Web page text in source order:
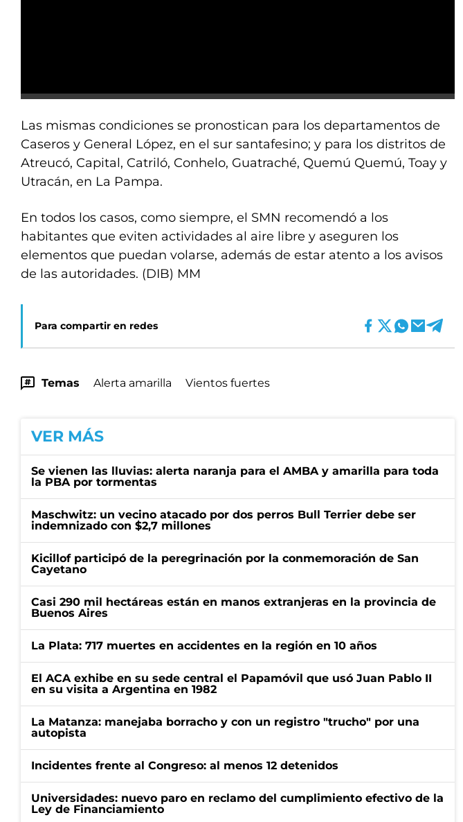
Las mismas condiciones se pronostican para los departamentos de
Caseros y General López, en el sur santafesino; y para los distritos de
Atreucó, Capital, Catriló, Conhelo, Guatraché, Quemú Quemú, Toay y
Utracán, en La Pampa.
En todos los casos, como siempre, el SMN recomendó a los
habitantes que eviten actividades al aire libre y aseguren los
elementos que puedan volarse, además de estar atento a los avisos
de las autoridades. (DIB) MM
Para compartir en redes
Temas Alerta amarilla Vientos fuertes
VER MÁS
Se vienen las lluvias: alerta naranja para el AMBA y amarilla para toda
la PBA por tormentas
Maschwitz: un vecino atacado por dos perros Bull Terrier debe ser
indemnizado con $2,7 millones
Kicillof participó de la peregrinación por la conmemoración de San
Cayetano
Casi 290 mil hectáreas están en manos extranjeras en la provincia de
Buenos Aires
La Plata: 717 muertes en accidentes en la región en 10 años
El ACA exhibe en su sede central el Papamóvil que usó Juan Pablo II
en su visita a Argentina en 1982
La Matanza: manejaba borracho y con un registro "trucho" por una
autopista
Incidentes frente al Congreso: al menos 12 detenidos
Universidades: nuevo paro en reclamo del cumplimiento efectivo de la
Ley de Financiamiento